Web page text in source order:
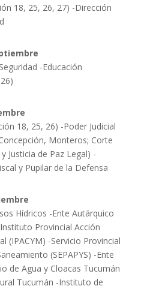
18, 25, 26, 27) -Dirección
-Educación
18, 25, 26) -Poder Judicial
Monteros; Corte
Justicia de Paz Legal) -
y Pupilar de la Defensa
Hídricos -Ente Autárquico
Provincial Acción
(IPACYM) -Servicio Provincial
(SEPAPYS) -Ente
de Agua y Cloacas Tucumán
Tucumán -Instituto de